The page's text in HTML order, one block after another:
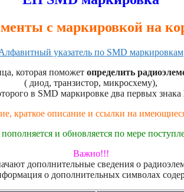
с маркировкой на
указатель по SMD маркировкам
которая поможет определить
( диод, транзистор, микросхему),
в SMD маркировке два первых знака
краткое описание и ссылки на
и обновляется по мере
Важно!!!
дополнительные сведения о
о дополнительных символах